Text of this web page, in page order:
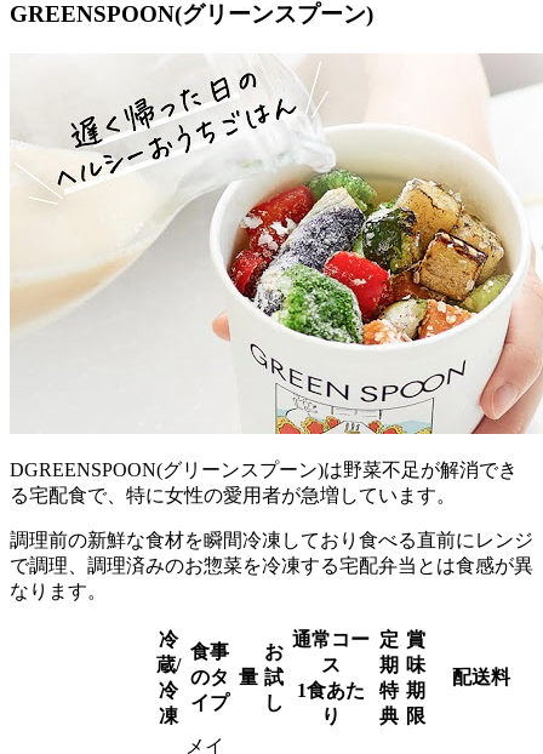
GREENSPOON(グリーンスプーン)
DGREENSPOON(グリーンスプーン)は野菜不足が解消でき
る宅配食で、特に女性の愛用者が急増 しています。
調理前の新鮮な食材を瞬間冷凍しており食べる直前にレンジ
で調理、調理済みのお惣菜を冷凍する宅配弁当とは食感が異
なります。
冷
蔵/
冷
凍
食事
のタ
イプ
量
お
試
し
通常コー
ス
1食あた
り
定
期
特
典
賞
味
期
限
配送料
メイ